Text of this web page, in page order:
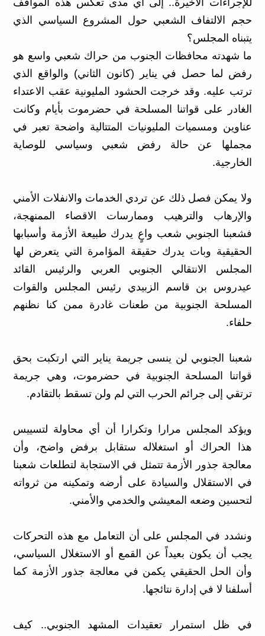
للإجراءات الأخيرة.. إلى أي مدى تعكس هذه المواقف
حجم الالتفاف الشعبي حول المشروع السياسي الذي
يتبناه المجلس؟
ما شهدته محافظات الجنوب من حراك شعبي واسع هو
رفض لما حصل في يناير (كانون الثاني) والواقع الذي
ترتب عليه. وقد خرجت الحشود المليونية عقب الاعتداء
الغادر على قواتنا المسلحة في حضرموت بأيام وكانت
عناوين ومسميات المليونيات المتتالية واضحة تعبر في
مجملها عن حالة رفض شعبي وسياسي للوصاية
الخارجية.
ولا يمكن فصل ذلك عن تردي الخدمات والانفلات الأمني
والإرهاب والترهيب وممارسات الاقصاء الممنهجة،
فشعبنا الجنوبي شعب واعٍ يدرك طبيعة الأزمة وأسبابها
الحقيقية وبات يدرك حقيقة المؤامرة التي يتعرض لها
المجلس الانتقالي الجنوبي العربي والرئيس القائد
عيدروس بن قاسم الزبيدي رئيس المجلس والقوات
المسلحة الجنوبية من طعنات غادرة ممن كنا نظنهم
حلفاء.
شعبنا الجنوبي لن ينسى جريمة يناير التي ارتكبت بحق
قواتنا المسلحة الجنوبية في حضرموت، وهي جريمة
ترتقي إلى جرائم الحرب التي لم ولن تسقط بالتقادم.
ويؤكد المجلس مرارا وتكرارا أن أي محاولة لتسييس
هذا الحراك أو استغلاله ستقابل برفض واضح، وأن
معالجة جذور الأزمة تتمثل في الاستجابة لتطلعات شعبنا
في الاستقلال والسيادة على أرضه وتمكينه من ثرواته
لتحسين وضعه المعيشي والخدمي والأمني.
ونشدد في المجلس على أن التعامل مع هذه التحركات
يجب أن يكون بعيداً عن القمع أو الاستغلال السياسي،
وأن الحل الحقيقي يكمن في معالجة جذور الأزمة كما
أسلفنا لا في إدارة نتائجها.
في ظل استمرار تعقيدات المشهد الجنوبي.. كيف